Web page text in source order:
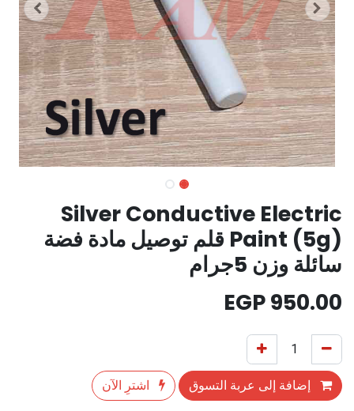
Silver Conductive Electric
Paint (5g) قلم توصيل مادة فضة
سائلة وزن 5جرام
950.00
إضافة إلى عربة التسوق اشترِ الآن